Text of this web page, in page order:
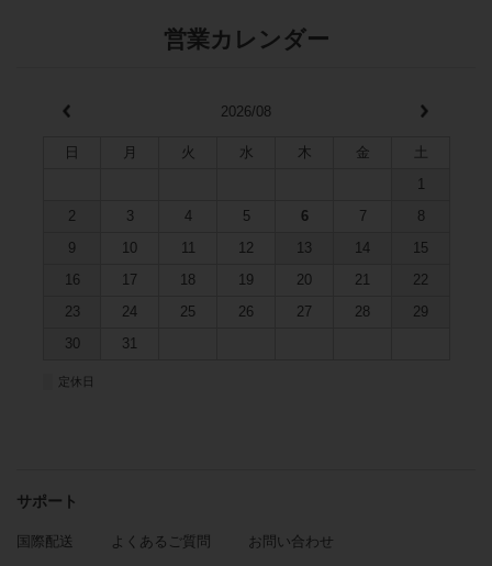
営業カレンダー
2026/08
日 月 火 水 木 金
1
2
3 4 5 6 7
8
9
10 11 12 13 14
15
16
17 18 19 20 21
22
23
24 25 26 27 28
29
30
31
定休日
サポート
国際配送 よくあるご質問 お問い合わせ